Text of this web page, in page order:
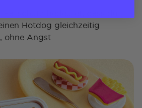
Hotdog gleichzeitig
ohne Angst